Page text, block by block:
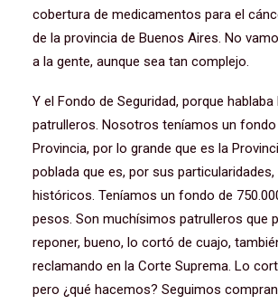
cobertura de medicamentos para el
de la provincia de Buenos Aires. No
a la gente, aunque sea tan complejo.
Y el Fondo de Seguridad, porque
patrulleros. Nosotros teníamos un fondo
Provincia, por lo grande que es la
poblada que es, por sus
históricos. Teníamos un fondo de
pesos. Son muchísimos patrulleros que
reponer, bueno, lo cortó de cuajo,
reclamando en la Corte Suprema. Lo
pero ¿qué hacemos? Seguimos